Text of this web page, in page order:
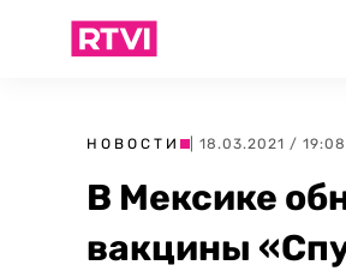
НОВОСТИ | 18.03.2021 / 19:08
В Мексике
вакцины